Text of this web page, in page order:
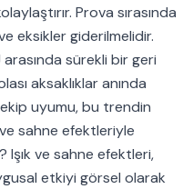
Prova sırasında
eksikler giderilmelidir.
sürekli bir geri
aksaklıklar anında
uyumu, bu trendin
ve sahne efektleriyle
Işık ve sahne efektleri,
etkiyi görsel olarak